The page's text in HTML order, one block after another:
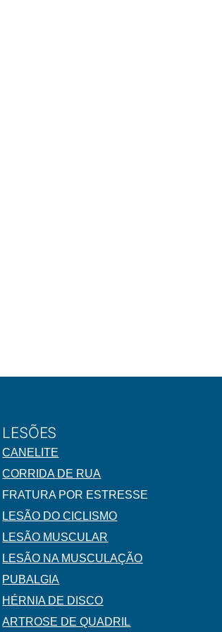
LESÕES
CANELITE
CORRIDA DE RUA
FRATURA POR ESTRESSE
LESÃO DO CICLISMO
LESÃO MUSCULAR
LESÃO NA MUSCULAÇÃO
PUBALGIA
HÉRNIA DE DISCO
ARTROSE DE QUADRIL